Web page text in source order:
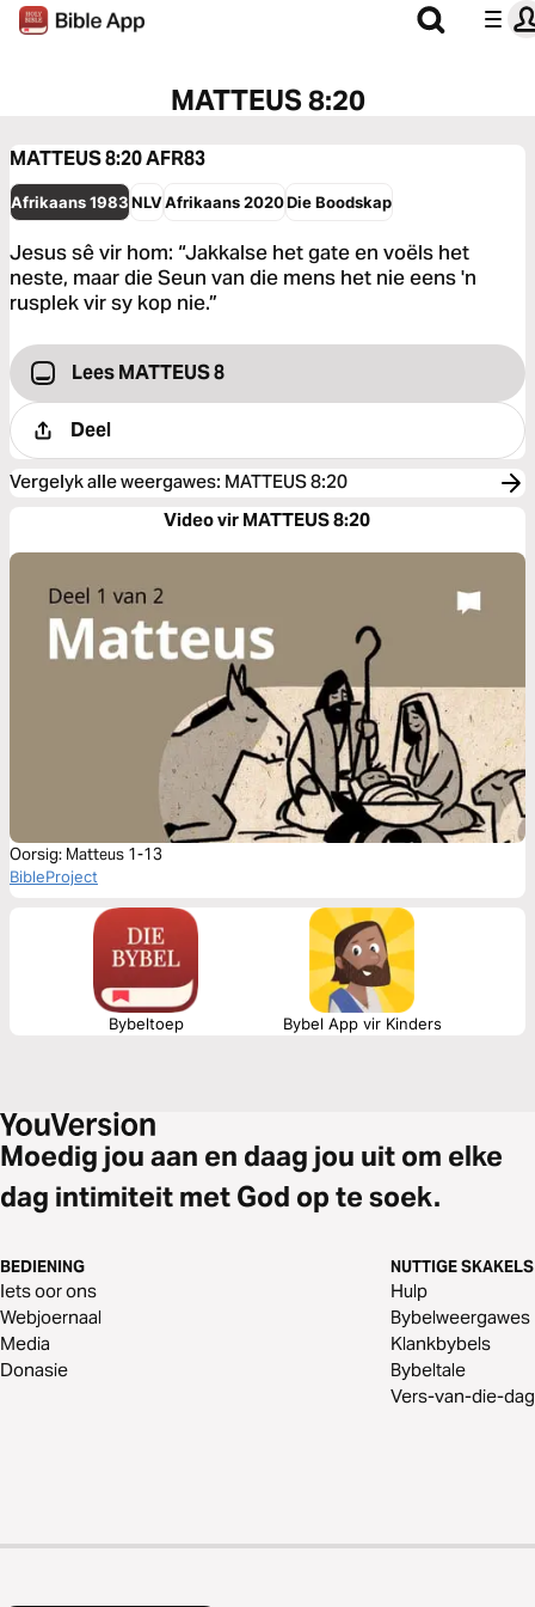
MATTEUS 8:20
MATTEUS 8:20AFR83
Afrikaans 1983NLVAfrikaans 2020Die Boodskap
Jesus sê vir hom: “Jakkalse het gate en voëls het
neste, maar die Seun van die mens het nie eens 'n
rusplek vir sy kop nie.”
Lees MATTEUS 8
Deel
Vergelyk alle weergawes: MATTEUS 8:20
Video vir MATTEUS 8:20
Oorsig: Matteus 1-13
BibleProject
Bybeltoep Bybel App vir Kinders
Moedig jou aan en daag jou uit om elke
dag intimiteit met God op te soek.
BEDIENING
Iets oor ons
Webjoernaal
Media
Donasie
NUTTIGE SKAKELS
Hulp
Bybelweergawes
Klankbybels
Bybeltale
Vers-van-die-dag